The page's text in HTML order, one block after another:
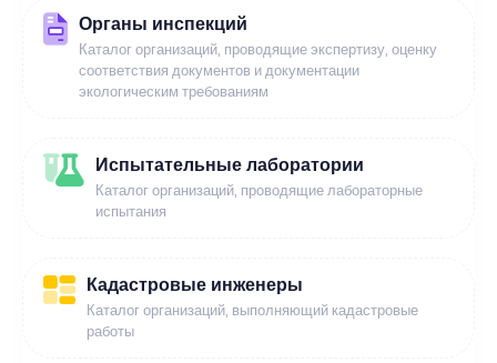
Органы инспекций
Каталог организаций, проводящие экспертизу, оценку
соответствия документов и документации
экологическим требованиям
Испытательные лаборатории
Каталог организаций, проводящие лабораторные
испытания
Кадастровые инженеры
Каталог организаций, выполняющий кадастровые
работы